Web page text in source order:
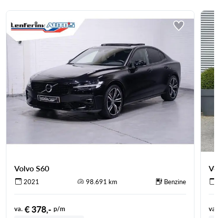
Volvo S60
2021 98.691 km Benzine
va. € 378,- p/m
va.